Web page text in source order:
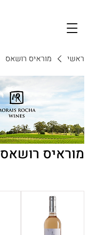
ראשי מוראיס רושאס
מוראיס רושאס